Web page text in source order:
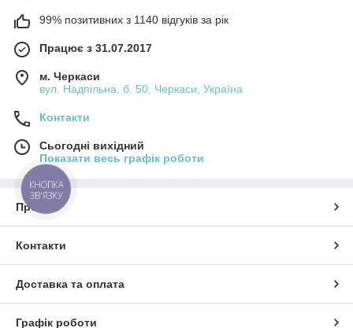
99% позитивних з 1140 відгуків за рік
Працює з 31.07.2017
м. Черкаси
вул. Надпільна, б. 50, Черкаси, Україна
Контакти
Сьогодні вихідний
Показати весь графік роботи
Про нас
Контакти
Доставка та оплата
Графік роботи
КНОПКА
ЗВ'ЯЗКУ